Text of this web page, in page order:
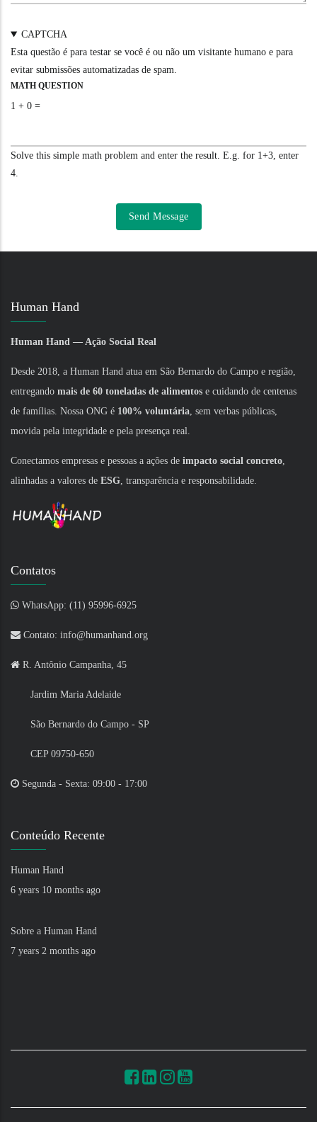
CAPTCHA
Esta questão é para testar se você é ou não um visitante humano e para
evitar submissões automatizadas de spam.
MATH QUESTION
1 + 0 =
Solve this simple math problem and enter the result. E.g. for 1+3, enter
4.
Human Hand
Human Hand — Ação Social Real
Desde 2018, a Human Hand atua em São Bernardo do Campo e região,
entregando mais de 60 toneladas de alimentos e cuidando de centenas
de famílias. Nossa ONG é 100% voluntária, sem verbas públicas,
movida pela integridade e pela presença real.
Conectamos empresas e pessoas a ações de impacto social concreto,
alinhadas a valores de ESG, transparência e responsabilidade.
Contatos
WhatsApp: (11) 95996-6925
Contato: info@humanhand.org
R. Antônio Campanha, 45
Jardim Maria Adelaide
São Bernardo do Campo - SP
CEP 09750-650
Segunda - Sexta: 09:00 - 17:00
Conteúdo Recente
Human Hand
6 years 10 months ago
Sobre a Human Hand
7 years 2 months ago